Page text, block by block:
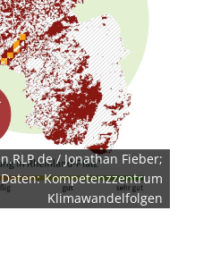
/ Jonathan Fieber;
Daten: Kompetenzzentrum
Klimawandelfolgen